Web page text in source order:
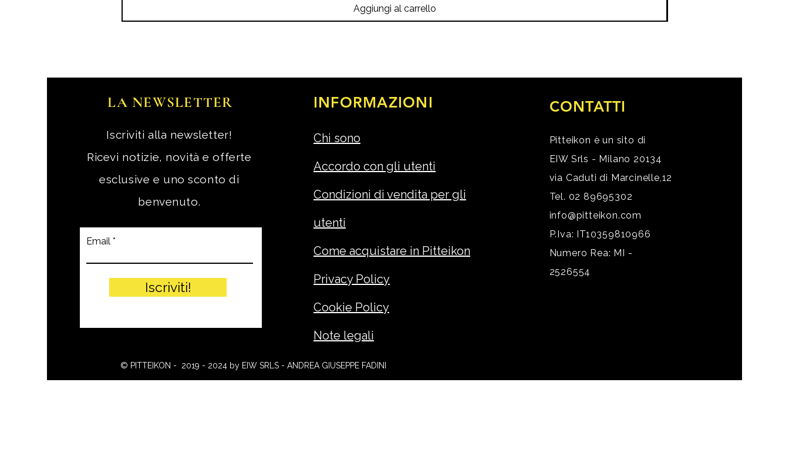
Aggiungi al carrello
LA NEWSLETTER
Iscriviti alla newsletter!
Ricevi notizie, novità e offerte
esclusive e uno sconto di
benvenuto.
Email
Iscriviti!
INFORMAZIONI
Chi sono
Accordo con gli utenti
Condizioni di vendita per gli
utenti
Come acquistare in Pitteikon
Privacy Policy
Cookie Policy
Note legali
CONTATTI
Pitteikon è un sito di
EIW Srls - Milano 20134
via Caduti di Marcinelle,12
Tel. 02 89695302
info@pitteikon.com
P.Iva: IT10359810966
Numero Rea: MI -
2526554
© PITTEIKON - 2019 - 2024 by EIW SRLS - ANDREA GIUSEPPE FADINI